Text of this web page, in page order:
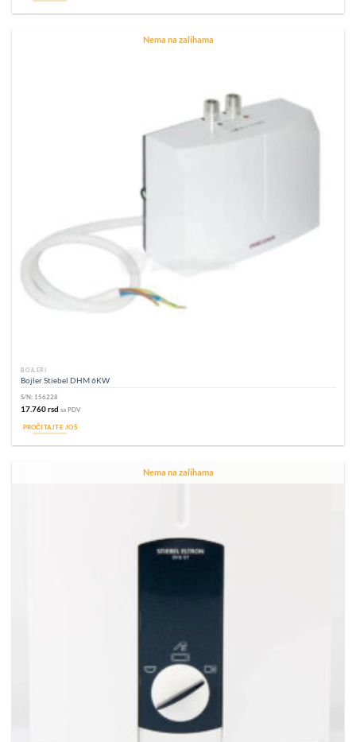
Nema na zalihama
BOJLERI
Bojler Stiebel DHM 6KW
S/N: 156228
17.760rsd sa PDV
PROČITAJTE JOŠ
Nema na zalihama